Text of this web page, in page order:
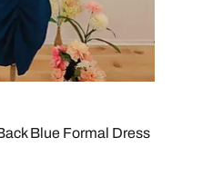
Blue Formal Dress